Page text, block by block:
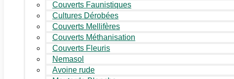
Couverts Faunistiques
Cultures Dérobées
Couverts Mellifères
Couverts Méthanisation
Couverts Fleuris
Nemasol
Avoine rude